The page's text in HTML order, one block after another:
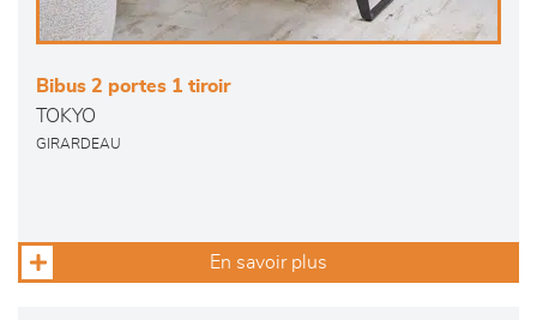
Bibus 2 portes 1 tiroir
TOKYO
GIRARDEAU
En savoir plus